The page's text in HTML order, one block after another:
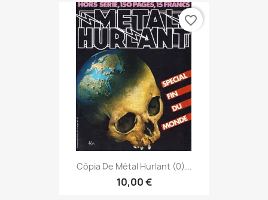
Cópia De Métal Hurlant (0)...
10,00 €
favorite_border